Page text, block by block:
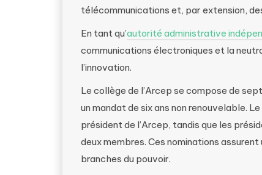
télécommunications et, par extension,
En tant qu’autorité administrative
communications électroniques et la
l’innovation.
Le collège de l’Arcep se compose de
un mandat de six ans non renouvelable.
président de l’Arcep, tandis que les
deux membres. Ces nominations
branches du pouvoir.